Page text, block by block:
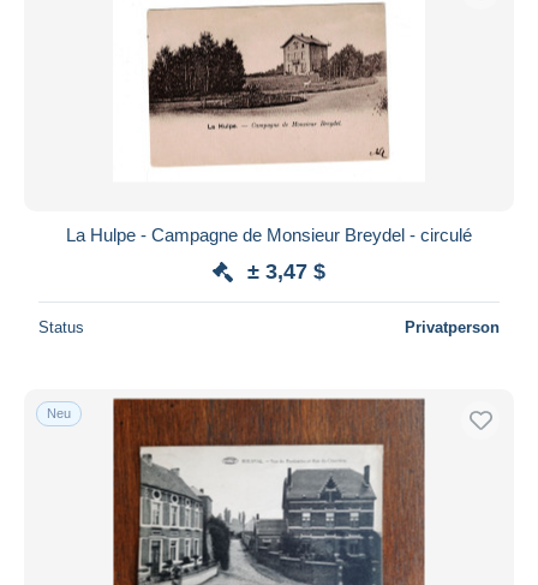
La Hulpe - Campagne de Monsieur Breydel - circulé
± 3,47 $
Status Privatperson
Neu